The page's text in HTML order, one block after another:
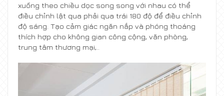
xuống theo chiều dọc song song với nhau có thể
điều chỉnh lật qua phải qua trái 180 độ để điều chỉnh
độ sáng. Tạo cảm giác ngăn nắp và phóng thoáng
thích hợp cho không gian công cộng, văn phòng,
trung tâm thương mại,..